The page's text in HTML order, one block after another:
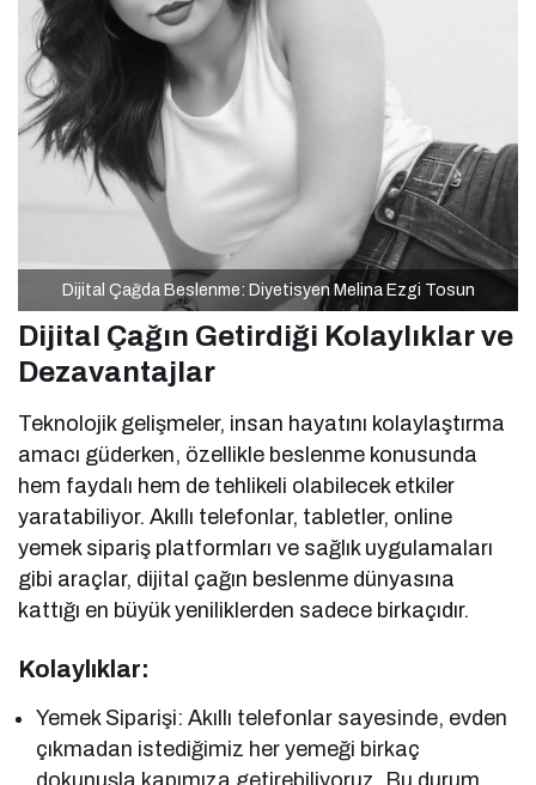
Dijital Çağda Beslenme: Diyetisyen Melina Ezgi Tosun
Dijital Çağın Getirdiği Kolaylıklar ve
Dezavantajlar
Teknolojik gelişmeler, insan hayatını kolaylaştırma
amacı güderken, özellikle beslenme konusunda
hem faydalı hem de tehlikeli olabilecek etkiler
yaratabiliyor. Akıllı telefonlar, tabletler, online
yemek sipariş platformları ve sağlık uygulamaları
gibi araçlar, dijital çağın beslenme dünyasına
kattığı en büyük yeniliklerden sadece birkaçıdır.
Kolaylıklar:
Yemek Siparişi: Akıllı telefonlar sayesinde, evden
çıkmadan istediğimiz her yemeği birkaç
dokunuşla kapımıza getirebiliyoruz. Bu durum,